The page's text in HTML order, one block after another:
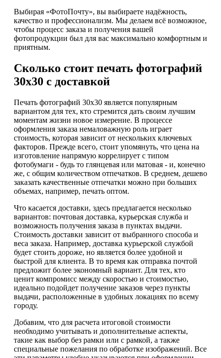
Выбирая «ФотоПочту», вы выбираете надёжность,
качество и профессионализм. Мы делаем всё возможное,
чтобы процесс заказа и получения вашей
фотопродукции был для вас максимально комфортным и
приятным.
Сколько стоит печать фотографий
30х30 с доставкой
Печать фотографий 30х30 является популярным
вариантом для тех, кто стремится дать своим лучшим
моментам жизни новое измерение. В процессе
оформления заказа немаловажную роль играет
стоимость, которая зависит от нескольких ключевых
факторов. Прежде всего, стоит упомянуть, что цена на
изготовление напрямую коррелирует с типом
фотобумаги - будь то глянцевая или матовая - и, конечно
же, с общим количеством отпечатков. В среднем, дешево
заказать качественные отпечатки можно при больших
объемах, например, печать оптом.
Что касается доставки, здесь предлагается несколько
вариантов: почтовая доставка, курьерская служба и
возможность получения заказа в пунктах выдачи.
Стоимость доставки зависит от выбранного способа и
веса заказа. Например, доставка курьерской службой
будет стоить дороже, но является более удобной и
быстрой для клиента. В то время как отправка почтой
предложит более экономный вариант. Для тех, кто
ценит компромисс между скоростью и стоимостью,
идеально подойдет получение заказов через пункты
выдачи, расположенные в удобных локациях по всему
городу.
Добавим, что для расчета итоговой стоимости
необходимо учитывать и дополнительные аспекты,
такие как выбор без рамки или с рамкой, а также
специальные пожелания по обработке изображений. Все